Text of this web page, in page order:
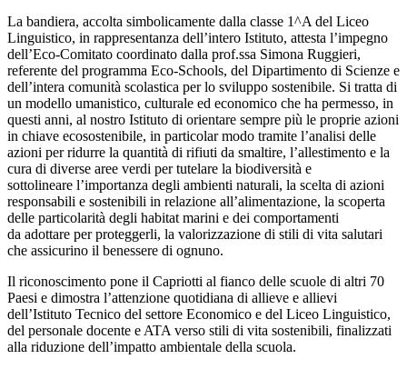
La bandiera, accolta simbolicamente dalla classe 1^A del Liceo
Linguistico, in rappresentanza dell’intero Istituto, attesta l’impegno
dell’Eco-Comitato coordinato dalla prof.ssa Simona Ruggieri,
referente del programma Eco-Schools, del Dipartimento di Scienze e
dell’intera comunità scolastica per lo sviluppo sostenibile. Si tratta di
un modello umanistico, culturale ed economico che ha permesso, in
questi anni, al nostro Istituto di orientare sempre più le proprie azioni
in chiave ecosostenibile, in particolar modo tramite l’analisi delle
azioni per ridurre la quantità di rifiuti da smaltire, l’allestimento e la
cura di diverse aree verdi per tutelare la biodiversità e
sottolineare l’importanza degli ambienti naturali, la scelta di azioni
responsabili e sostenibili in relazione all’alimentazione, la scoperta
delle particolarità degli habitat marini e dei comportamenti
da adottare per proteggerli, la valorizzazione di stili di vita salutari
che assicurino il benessere di ognuno.
Il riconoscimento pone il Capriotti al fianco delle scuole di altri 70
Paesi e dimostra l’attenzione quotidiana di allieve e allievi
dell’Istituto Tecnico del settore Economico e del Liceo Linguistico,
del personale docente e ATA verso stili di vita sostenibili, finalizzati
alla riduzione dell’impatto ambientale della scuola.